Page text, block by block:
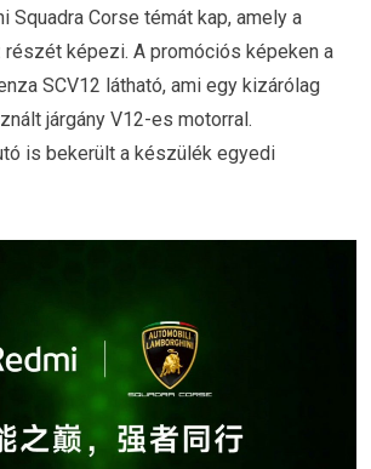
Squadra Corse témát kap, amely a
képezi. A promóciós képeken a
SCV12 látható, ami egy kizárólag
járgány V12-es motorral.
is bekerült a készülék egyedi